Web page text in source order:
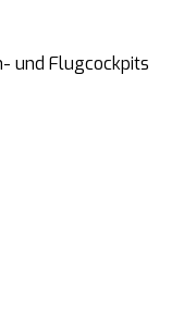
und Flugcockpits